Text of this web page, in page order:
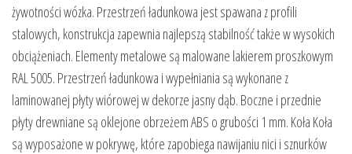
żywotności wózka. Przestrzeń ładunkowa jest spawana z profili
stalowych, konstrukcja zapewnia najlepszą stabilność także w wysokich
obciążeniach. Elementy metalowe są malowane lakierem proszkowym
RAL 5005. Przestrzeń ładunkowa i wypełniania są wykonane z
laminowanej płyty wiórowej w dekorze jasny dąb. Boczne i przednie
płyty drewniane są oklejone obrzeżem ABS o grubości 1 mm. Koła Koła
są wyposażone w pokrywę, które zapobiega nawijaniu nici i sznurków